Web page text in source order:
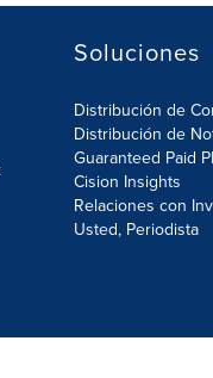
Soluciones
Distribución de
Distribución de
Guaranteed Paid
Cision Insights
Relaciones con
Usted, Periodista